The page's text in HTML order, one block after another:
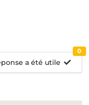
a été utile
0